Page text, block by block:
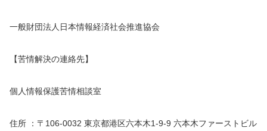
一般財団法人日本情報経済社会推進協会
【苦情解決の連絡先】
個人情報保護苦情相談室
住所 ：〒106-0032 東京都港区六本木1-9-9 六本木ファーストビル